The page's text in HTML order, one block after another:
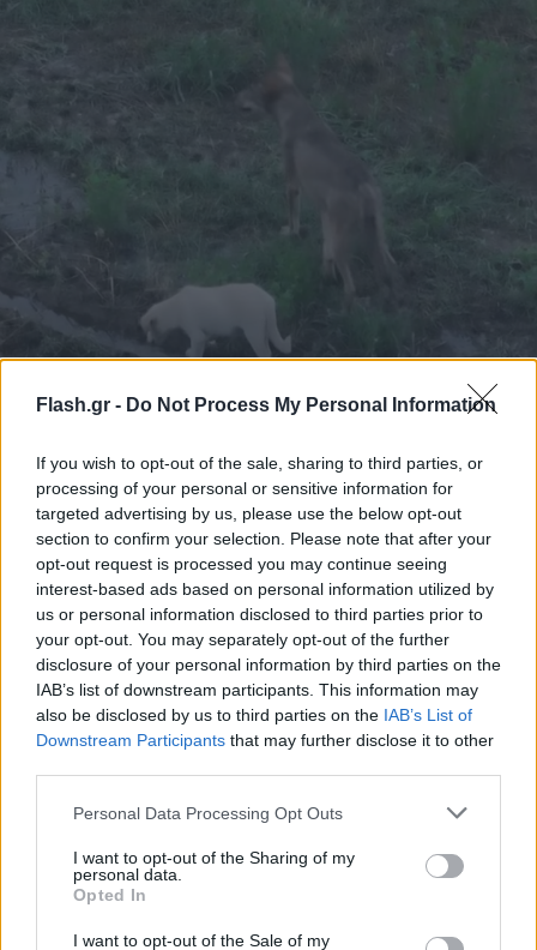
Flash.gr - Do Not Process My Personal Information
If you wish to opt-out of the sale, sharing to third parties, or
processing of your personal or sensitive information for
targeted advertising by us, please use the below opt-out
section to confirm your selection. Please note that after your
opt-out request is processed you may continue seeing
interest-based ads based on personal information utilized by
us or personal information disclosed to third parties prior to
your opt-out. You may separately opt-out of the further
disclosure of your personal information by third parties on the
IAB’s list of downstream participants. This information may
also be disclosed by us to third parties on the IAB’s List of
Downstream Participants that may further disclose it to other
Please note that this website/app uses one or more Google
not limited to your visit or usage behaviour. You may click to
grant or deny consent to Google and its third-party tags to
use your data for below specified purposes in below Google
consent section.
Personal Data Processing Opt Outs
I want to opt-out of the Sharing of my
personal data.
Opted In
I want to opt-out of the Sale of my
κουταβιού που ζούσε με λύκους - Τι απαντά ο δρ
Ζωολογίας
06.08.2026